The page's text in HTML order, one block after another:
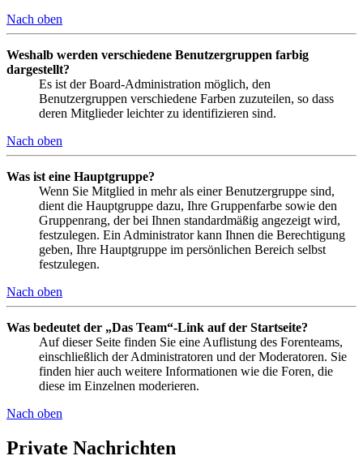
Nach oben
Weshalb werden verschiedene Benutzergruppen farbig
dargestellt?
Es ist der Board-Administration möglich, den
Benutzergruppen verschiedene Farben zuzuteilen, so dass
deren Mitglieder leichter zu identifizieren sind.
Nach oben
Was ist eine Hauptgruppe?
Wenn Sie Mitglied in mehr als einer Benutzergruppe sind,
dient die Hauptgruppe dazu, Ihre Gruppenfarbe sowie den
Gruppenrang, der bei Ihnen standardmäßig angezeigt wird,
festzulegen. Ein Administrator kann Ihnen die Berechtigung
geben, Ihre Hauptgruppe im persönlichen Bereich selbst
festzulegen.
Nach oben
Was bedeutet der „Das Team“-Link auf der Startseite?
Auf dieser Seite finden Sie eine Auflistung des Forenteams,
einschließlich der Administratoren und der Moderatoren. Sie
finden hier auch weitere Informationen wie die Foren, die
diese im Einzelnen moderieren.
Nach oben
Private Nachrichten